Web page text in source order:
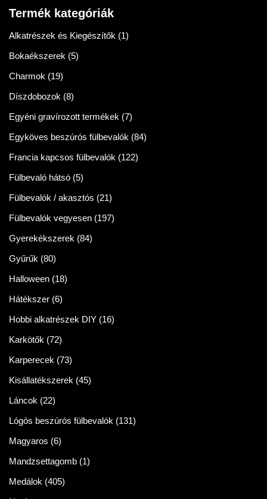
Termék kategóriák
Alkatrészek és Kiegészítők (1)
Bokaékszerek (5)
Charmok (19)
Díszdobozok (8)
Egyéni gravírozott termékek (7)
Egyköves beszúrós fülbevalók (84)
Francia kapcsos fülbevalók (122)
Fülbevaló hátsó (5)
Fülbevalók / akasztós (21)
Fülbevalók vegyesen (197)
Gyerekékszerek (84)
Gyűrűk (80)
Halloween (18)
Hátékszer (6)
Hobbi alkatrészek DIY (16)
Karkötők (72)
Karperecek (73)
Kisállatékszerek (45)
Láncok (22)
Lógós beszúrós fülbevalók (131)
Magyaros (6)
Mandzsettagomb (1)
Medálok (405)